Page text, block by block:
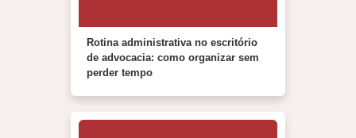
Rotina administrativa no escritório
de advocacia: como organizar sem
perder tempo